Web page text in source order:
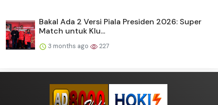
Bakal Ada 2 Versi Piala Presiden 2026: Super
Match untuk Klu...
3 months ago 227